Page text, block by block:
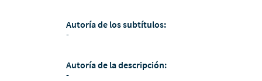
Autoría de los subtítulos:
-
Autoría de la descripción:
-